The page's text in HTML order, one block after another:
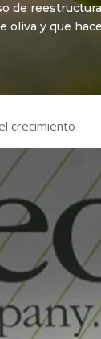
y que
crecimiento